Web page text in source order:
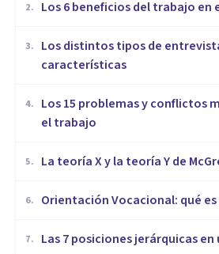
2. ​Los 6 beneficios del trabajo en
3.
​Los distintos tipos de
características
4.
​Los 15 problemas y conflictos
el trabajo
5. La teoría X y la teoría Y de
6. Orientación Vocacional: qué
7. Las 7 posiciones jerárquicas en